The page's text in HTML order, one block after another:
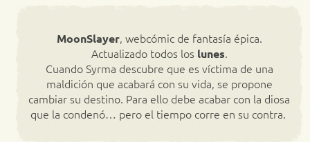
MoonSlayer, webcómic de fantasía épica.
Actualizado todos los lunes.
Cuando Syrma descubre que es víctima de una
maldición que acabará con su vida, se propone
cambiar su destino. Para ello debe acabar con la diosa
que la condenó… pero el tiempo corre en su contra.